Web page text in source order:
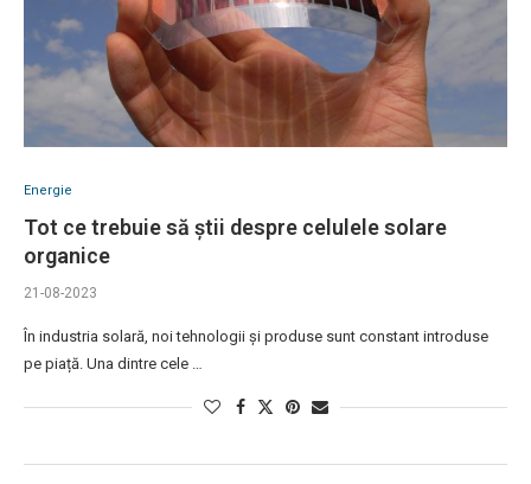
Energie
Tot ce trebuie să știi despre celulele solare
organice
21-08-2023
În industria solară, noi tehnologii și produse sunt constant introduse
pe piață. Una dintre cele …